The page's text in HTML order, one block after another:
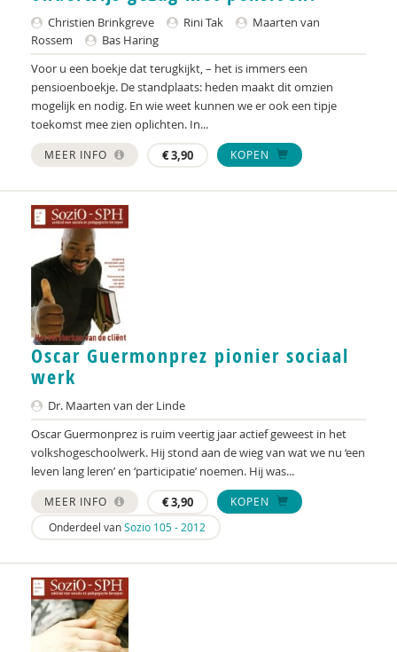
Christien Brinkgreve Rini Tak
Maarten van
Rossem
Bas Haring
Voor u een boekje dat terugkijkt, – het is immers een
pensioenboekje. De standplaats: heden maakt dit omzien
mogelijk en nodig. En wie weet kunnen we er ook een tipje
toekomst mee zien oplichten. In...
MEER INFO €3,90 KOPEN
Oscar Guermonprez pionier sociaal
werk
Dr. Maarten van der Linde
Oscar Guermonprez is ruim veertig jaar actief geweest in het
volkshogeschoolwerk. Hij stond aan de wieg van wat we nu ‘een
leven lang leren’ en ‘participatie’ noemen. Hij was...
MEER INFO €3,90
KOPEN
Onderdeel vanSozio 105 - 2012